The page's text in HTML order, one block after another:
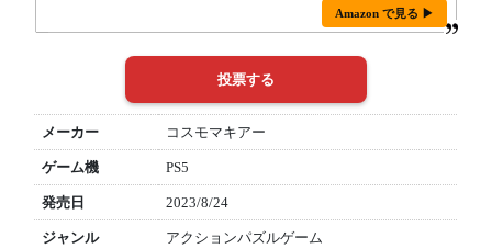
Amazon で見る ▶
メーカー コスモマキアー
ゲーム機 PS5
発売日 2023/8/24
ジャンル アクションパズルゲーム